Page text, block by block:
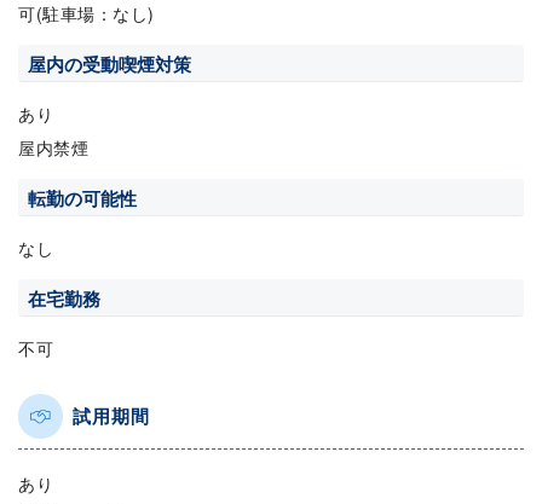
可(駐車場：なし)
屋内の受動喫煙対策
あり
屋内禁煙
転勤の可能性
なし
在宅勤務
不可
試用期間
あり